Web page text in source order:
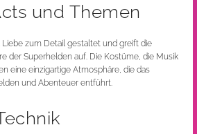
und Themen
Liebe zum Detail gestaltet und greift die
der Superhelden auf. Die Kostüme, die Musik
eine einzigartige Atmosphäre, die das
und Abenteuer entführt.